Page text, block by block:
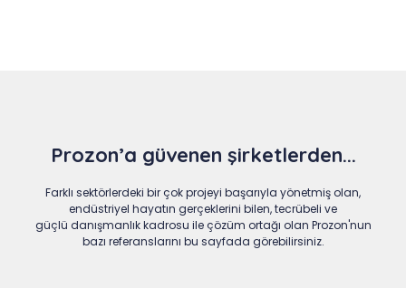
Prozon’a güvenen şirketlerden...
Farklı sektörlerdeki bir çok projeyi başarıyla yönetmiş olan,
endüstriyel hayatın gerçeklerini bilen, tecrübeli ve
güçlü danışmanlık kadrosu ile çözüm ortağı olan Prozon'nun
bazı referanslarını bu sayfada görebilirsiniz.